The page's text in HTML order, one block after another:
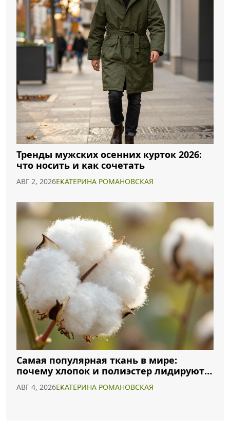
Тренды мужских осенних курток 2026:
что носить и как сочетать
АВГ 2, 2026ЕКАТЕРИНА РОМАНОВСКАЯ
Самая популярная ткань в мире:
почему хлопок и полиэстер лидируют в
АВГ 4, 2026ЕКАТЕРИНА РОМАНОВСКАЯ